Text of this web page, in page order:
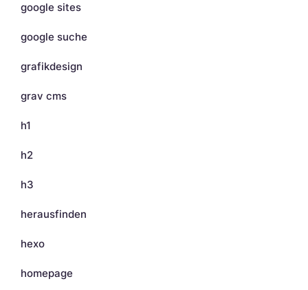
google sites
google suche
grafikdesign
grav cms
h1
h2
h3
herausfinden
hexo
homepage